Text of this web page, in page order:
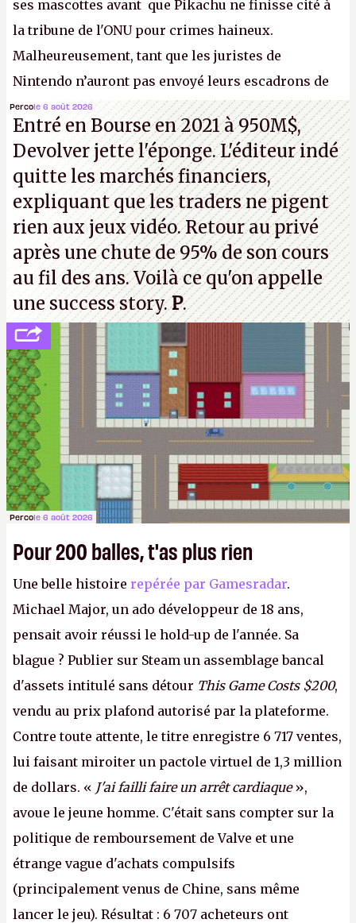
ses mascottes avant que Pikachu ne finisse cité à
la tribune de l'ONU pour crimes haineux.
Malheureusement, tant que les juristes de
Nintendo n’auront pas envoyé leurs escadrons de
la mort judiciaires pour distribuer du copyright
strike à tour de bras, l'Oncle Sam continuera
d'étaler sa confiture intellectuelle sur vos
souvenirs d'enfance.P.
Percole 6 août 2026
Entré en Bourse en 2021 à 950M$,
Devolver jette l'éponge. L'éditeur indé
quitte les marchés financiers,
expliquant que les traders ne pigent
rien aux jeux vidéo. Retour au privé
après une chute de 95% de son cours
au fil des ans. Voilà ce qu'on appelle
une success story.P.
Percole 6 août 2026
Pour 200 balles, t'as plus rien
Une belle histoire repérée par Gamesradar.
Michael Major, un ado développeur de 18 ans,
pensait avoir réussi le hold-up de l'année. Sa
blague ? Publier sur Steam un assemblage bancal
d'assets intitulé sans détour This Game Costs $200,
vendu au prix plafond autorisé par la plateforme.
Contre toute attente, le titre enregistre 6 717 ventes,
lui faisant miroiter un pactole virtuel de 1,3 million
de dollars. « J'ai failli faire un arrêt cardiaque»,
avoue le jeune homme. C'était sans compter sur la
politique de remboursement de Valve et une
étrange vague d'achats compulsifs
(principalement venus de Chine, sans même
lancer le jeu). Résultat : 6 707 acheteurs ont